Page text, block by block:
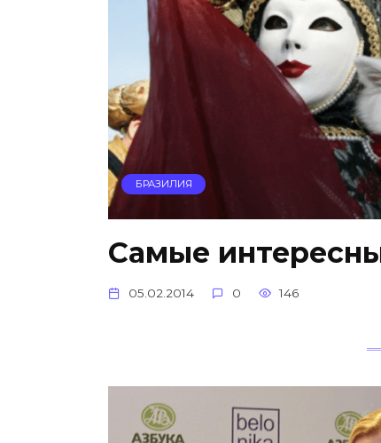
БРАЗИЛИЯ
Самые
05.02.2014 0 146